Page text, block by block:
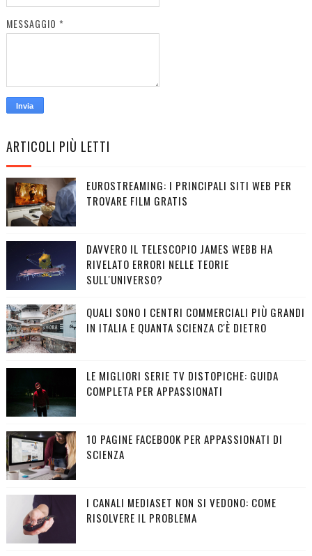
MESSAGGIO *
ARTICOLI PIÙ LETTI
EUROSTREAMING: I PRINCIPALI SITI WEB PER
TROVARE FILM GRATIS
DAVVERO IL TELESCOPIO JAMES WEBB HA
RIVELATO ERRORI NELLE TEORIE
SULL'UNIVERSO?
QUALI SONO I CENTRI COMMERCIALI PIÙ GRANDI
IN ITALIA E QUANTA SCIENZA C'È DIETRO
LE MIGLIORI SERIE TV DISTOPICHE: GUIDA
COMPLETA PER APPASSIONATI
10 PAGINE FACEBOOK PER APPASSIONATI DI
SCIENZA
I CANALI MEDIASET NON SI VEDONO: COME
RISOLVERE IL PROBLEMA